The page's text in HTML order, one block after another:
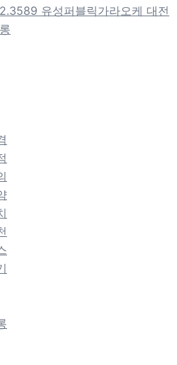
유성퍼블릭가라오케 대전